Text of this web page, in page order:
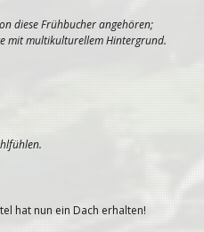
diese Frühbucher angehören;
mit multikulturellem Hintergrund.
hat nun ein Dach erhalten!